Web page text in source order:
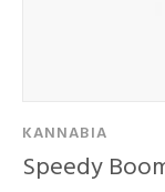
KANNABIA
Speedy